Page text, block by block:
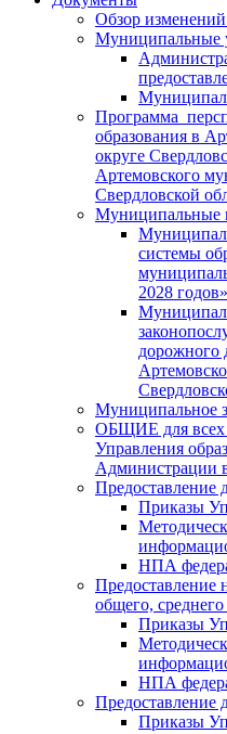
Обзор изменений
Муниципальные
Программа
образования в
округе
Артемовского
Свердловской
Муниципальные
системы
2028 годов»
дорожного
Муниципальное
ОБЩИЕ для всех
Управления
Администрации
Предоставление
Приказы
НПА
Предоставление
общего,
Приказы
НПА
Предоставление
Приказы